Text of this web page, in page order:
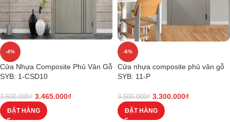
-4%
Cửa Nhựa Composite Phủ Vân Gỗ
SYB: 1-CSD10
3.600.000₫ 3.465.000₫
ĐẶT HÀNG
-6%
Cửa nhựa composite phủ vân gỗ
SYB: 11-P
3.500.000₫ 3.300.000₫
ĐẶT HÀNG